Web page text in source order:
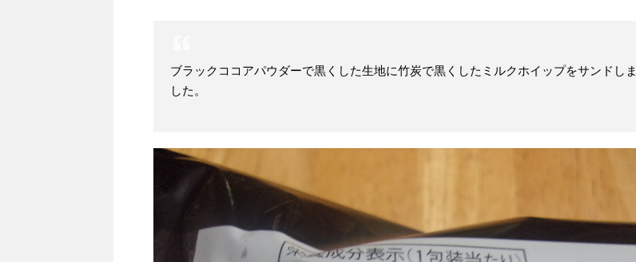
ブラックココアパウダーで黒くした生地に竹炭で黒くしたミルクホイップをサンドしま
した。